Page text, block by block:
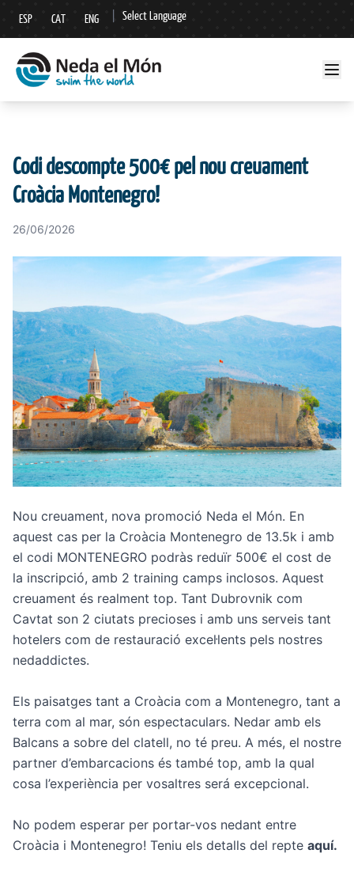
ESP CAT ENG Select Language
▼
Codi descompte 500€ pel nou creuament
Croàcia Montenegro!
26/06/2026
Nou creuament, nova promoció Neda el Món. En
aquest cas per la Croàcia Montenegro de 13.5k i amb
el codi MONTENEGRO podràs reduïr 500€ el cost de
la inscripció, amb 2 training camps inclosos. Aquest
creuament és realment top. Tant Dubrovnik com
Cavtat son 2 ciutats precioses i amb uns serveis tant
hotelers com de restauració excel·lents pels nostres
nedaddictes.
Els paisatges tant a Croàcia com a Montenegro, tant a
terra com al mar, són espectaculars. Nedar amb els
Balcans a sobre del clatell, no té preu. A més, el nostre
partner d’embarcacions és també top, amb la qual
cosa l’experiència per vosaltres será excepcional.
No podem esperar per portar-vos nedant entre
Croàcia i Montenegro! Teniu els detalls del repte aquí.